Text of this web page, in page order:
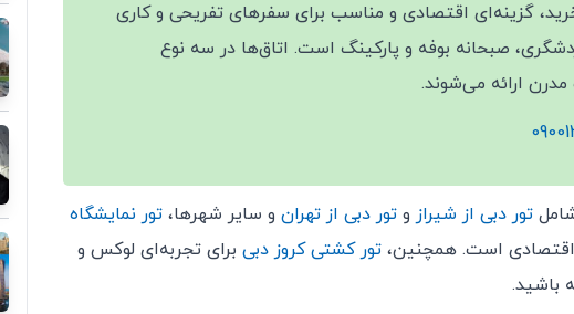
گزینه‌ای اقتصادی و مناسب برای سفرهای تفریحی و کاری
صبحانه بوفه و پارکینگ است. اتاق‌ها در سه نوع
مدرن ارائه می‌شوند.
تور دبی از شیراز و تور دبی از تهران و سایر شهرها، تور نمایشگاه
است. همچنین، تور کشتی کروز دبی برای تجربه‌ای لوکس و
باشید.